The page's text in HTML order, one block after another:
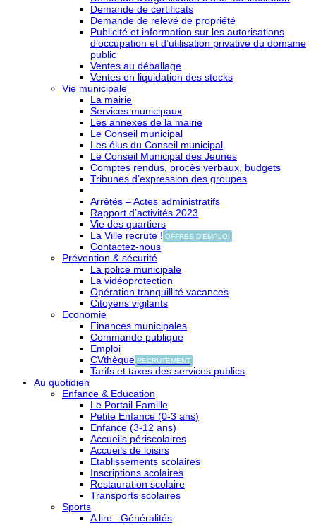
Demande de certificats
Demande de relevé de propriété
Publicité et information sur les autorisations
d’occupation et d’utilisation privative du domaine
public
Ventes au déballage
Ventes en liquidation des stocks
Vie municipale
La mairie
Services municipaux
Les annexes de la mairie
Le Conseil municipal
Les élus du Conseil municipal
Le Conseil Municipal des Jeunes
Comptes rendus, procès verbaux, budgets
Tribunes d’expression des groupes
Arrêtés – Actes administratifs
Rapport d’activités 2023
Vie des quartiers
La Ville recrute ! OFFRES D'EMPLOI
Contactez-nous
Prévention & sécurité
La police municipale
La vidéoprotection
Opération tranquillité vacances
Citoyens vigilants
Economie
Finances municipales
Commande publique
Emploi
CVthèque RECRUTEMENT
Tarifs et taxes des services publics
Au quotidien
Enfance & Education
Le Portail Famille
Petite Enfance (0-3 ans)
Enfance (3-12 ans)
Accueils périscolaires
Accueils de loisirs
Etablissements scolaires
Inscriptions scolaires
Restauration scolaire
Transports scolaires
Sports
A lire : Généralités